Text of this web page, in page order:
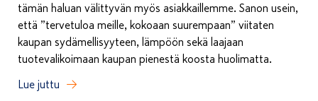
tämän haluan välittyvän myös asiakkaillemme. Sanon usein,
että ”tervetuloa meille, kokoaan suurempaan” viitaten
kaupan sydämellisyyteen, lämpöön sekä laajaan
tuotevalikoimaan kaupan pienestä koosta huolimatta.
Lue juttu